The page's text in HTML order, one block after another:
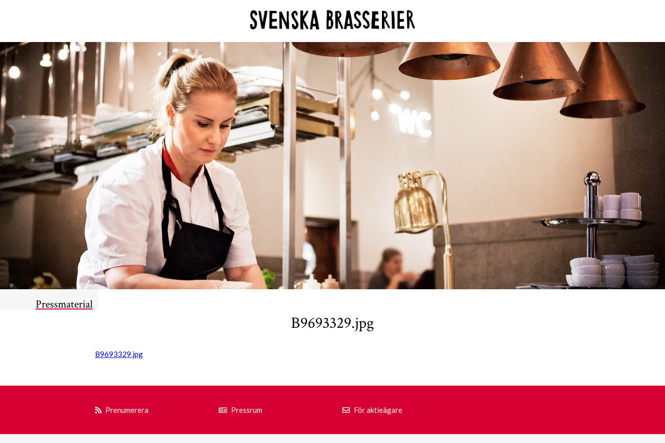
Pressmaterial
B9693329.jpg
B9693329.jpg
Prenumerera Pressrum För aktieägare